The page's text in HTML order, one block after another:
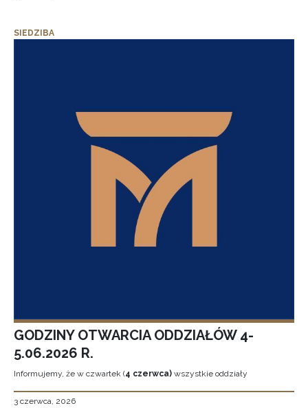
SIEDZIBA
GODZINY OTWARCIA ODDZIAŁÓW 4-
5.06.2026 R.
Informujemy, że w czwartek (4 czerwca) wszystkie oddziały
3 czerwca, 2026